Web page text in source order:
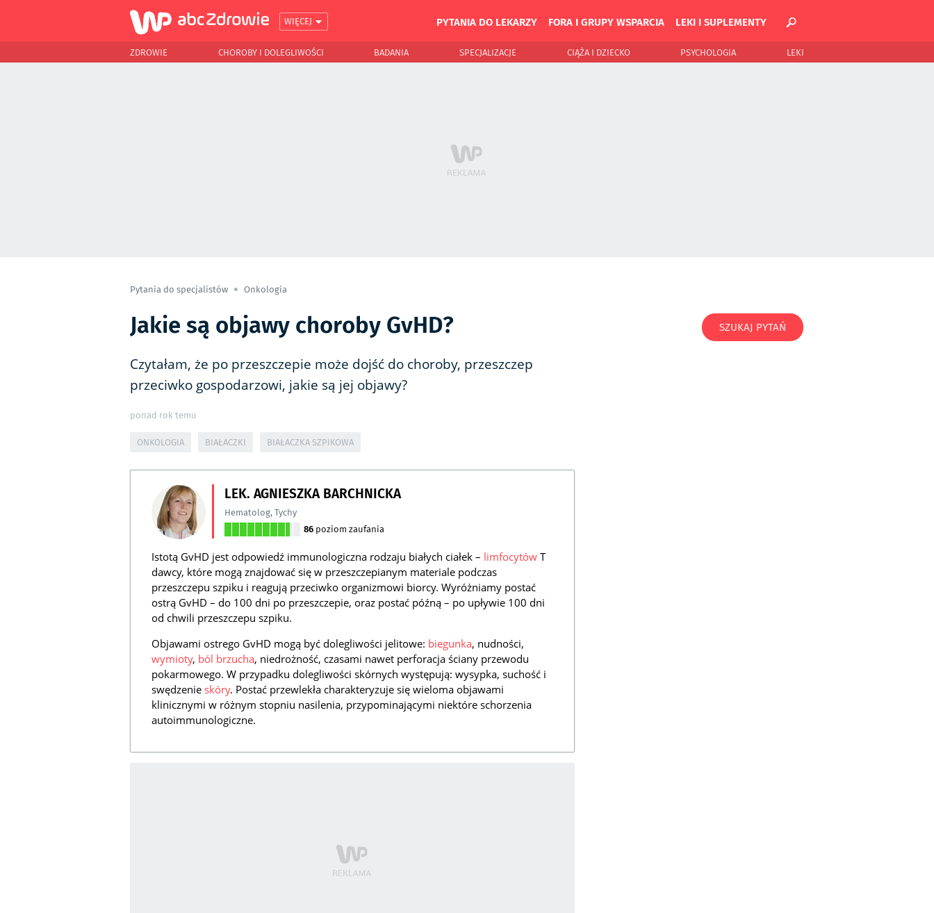
WIĘCEJ PYTANIA DO LEKARZY FORA I GRUPY WSPARCIA LEKI I SUPLEMENTY
ZDROWIE CHOROBY I DOLEGLIWOŚCI BADANIA SPECJALIZACJE CIĄŻA I DZIECKO PSYCHOLOGIA LEKI
Pytania do specjalistów Onkologia
Jakie są objawy choroby GvHD?
Czytałam, że po przeszczepie może dojść do choroby, przeszczep
przeciwko gospodarzowi, jakie są jej objawy?
ponad rok temu
ONKOLOGIA BIAŁACZKI BIAŁACZKA SZPIKOWA
LEK. AGNIESZKA BARCHNICKA
Hematolog,Tychy
86 poziom zaufania
Istotą GvHD jest odpowiedź immunologiczna rodzaju białych ciałek – limfocytów T
dawcy, które mogą znajdować się w przeszczepianym materiale podczas
przeszczepu szpiku i reagują przeciwko organizmowi biorcy. Wyróżniamy postać
ostrą GvHD – do 100 dni po przeszczepie, oraz postać późną – po upływie 100 dni
od chwili przeszczepu szpiku.
Objawami ostrego GvHD mogą być dolegliwości jelitowe: biegunka, nudności,
wymioty, ból brzucha, niedrożność, czasami nawet perforacja ściany przewodu
pokarmowego. W przypadku dolegliwości skórnych występują: wysypka, suchość i
swędzenie skóry. Postać przewlekła charakteryzuje się wieloma objawami
klinicznymi w różnym stopniu nasilenia, przypominającymi niektóre schorzenia
autoimmunologiczne.
SZUKAJ PYTAŃ